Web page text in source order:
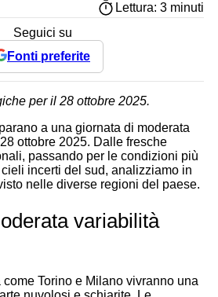
Lettura: 3 minuti
Seguici su
Fonti preferite
per il 28 ottobre 2025.
a una giornata di moderata
ottobre 2025. Dalle fresche
passando per le condizioni più
incerti del sud, analizziamo in
nelle diverse regioni del paese.
variabilità
Torino e Milano vivranno una